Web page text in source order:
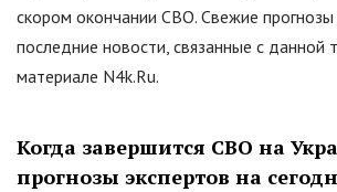
скором окончании СВО. Свежие прогнозы
последние новости, связанные с данной
материале N4k.Ru.
Когда завершится СВО на
прогнозы экспертов на